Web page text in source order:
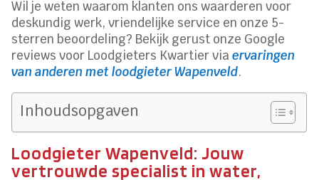
Wil je weten waarom klanten ons waarderen voor
deskundig werk, vriendelijke service en onze 5-
sterren beoordeling? Bekijk gerust onze Google
reviews voor Loodgieters Kwartier viaervaringen
van anderen met loodgieter Wapenveld.
Inhoudsopgaven
Loodgieter Wapenveld: Jouw
vertrouwde specialist in water,